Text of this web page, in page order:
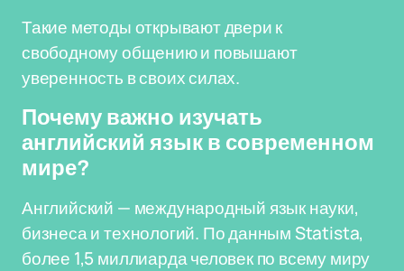
Такие методы открывают двери к
свободному общению и повышают
уверенность в своих силах.
Почему важно изучать
английский язык в современном
мире?
Английский — международный язык науки,
бизнеса и технологий. По данным Statista,
более 1,5 миллиарда человек по всему миру